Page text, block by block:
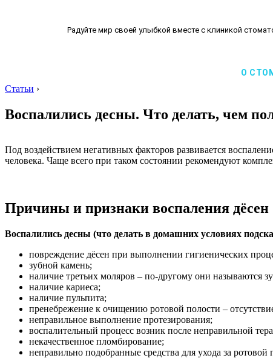
Радуйте мир своей улыбкой вместе с клиникой
О
Статьи ›
Воспалились десны. Что делать, чем
Под воздействием негативных факторов развивается
человека. Чаще всего при таком состоянии рекомендуют
Причины и признаки воспаления дёсен
Воспалились десны (что делать в домашних условиях
повреждение дёсен при выполнении гигиенических
зубной камень;
наличие третьих моляров – по-другому они называются
наличие кариеса;
наличие пульпита;
пренебрежение к очищению ротовой полости –
неправильное выполнение протезирования;
воспалительный процесс возник после неправильной
некачественное пломбирование;
неправильно подобранные средства для ухода за ротовой